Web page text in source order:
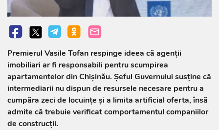
Premierul Vasile Tofan respinge ideea că agenții
imobiliari ar fi responsabili pentru scumpirea
apartamentelor din Chișinău. Șeful Guvernului susține că
intermediarii nu dispun de resursele necesare pentru a
cumpăra zeci de locuințe și a limita artificial oferta, însă
admite că trebuie verificat comportamentul companiilor
de construcții.